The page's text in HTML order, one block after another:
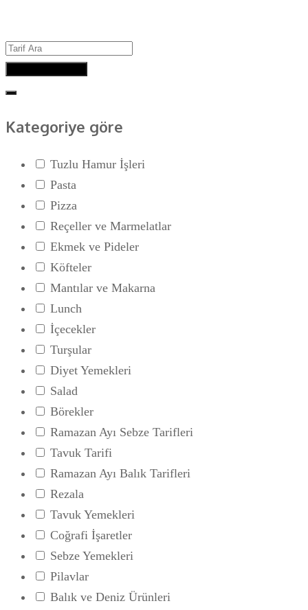
Kategoriye göre
Tuzlu Hamur İşleri
Pasta
Pizza
Reçeller ve Marmelatlar
Ekmek ve Pideler
Köfteler
Mantılar ve Makarna
Lunch
İçecekler
Turşular
Diyet Yemekleri
Salad
Börekler
Ramazan Ayı Sebze Tarifleri
Tavuk Tarifi
Ramazan Ayı Balık Tarifleri
Rezala
Tavuk Yemekleri
Coğrafi İşaretler
Sebze Yemekleri
Pilavlar
Balık ve Deniz Ürünleri